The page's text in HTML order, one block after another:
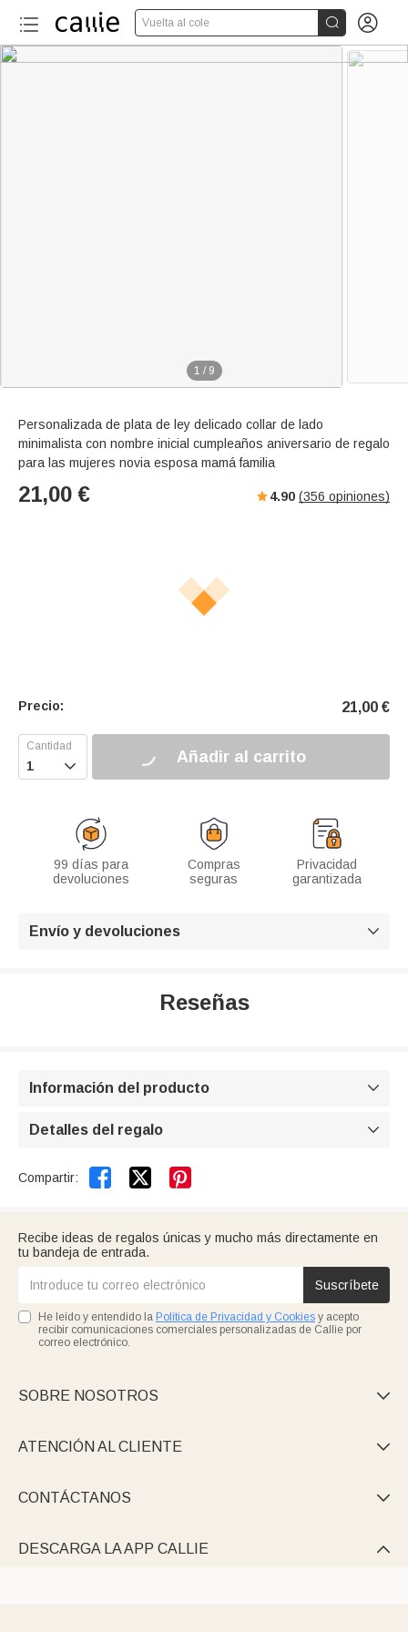
Vuelta al cole  
1 / 9
Personalizada de plata de ley delicado collar de lado
minimalista con nombre inicial cumpleaños aniversario de regalo
para las mujeres novia esposa mamá familia
21,00 € 4.90 (356 opiniones)
Precio: 21,00 €
 Añadir al carrito
99 días para
devoluciones
Compras
seguras
Privacidad
garantizada
Envío y devoluciones 
Reseñas
Información del producto 
Detalles del regalo 
Compartir:  
Recibe ideas de regalos únicas y mucho más directamente en
tu bandeja de entrada.
Suscríbete
He leído y entendido la Política de Privacidad y Cookies y acepto
recibir comunicaciones comerciales personalizadas de Callie por
correo electrónico.
SOBRE NOSOTROS 
ATENCIÓN AL CLIENTE 
CONTÁCTANOS 
DESCARGA LA APP CALLIE 